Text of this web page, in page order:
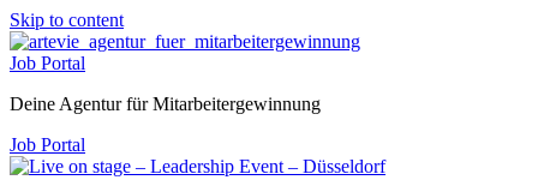
Skip to content
Job Portal
Deine Agentur für Mitarbeitergewinnung
Job Portal